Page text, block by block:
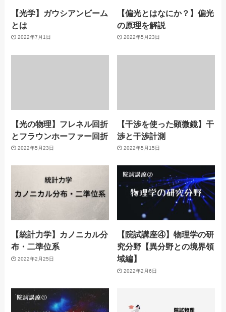
【光学】ガウシアンビーム
とは
2022年7月1日
【偏光とはなにか？】偏光
の原理を解説
2022年5月23日
【光の物理】フレネル回折
とフラウンホーファー回折
2022年5月23日
【干渉を使った顕微鏡】干
渉と干渉計測
2022年5月15日
【統計力学】カノニカル分
布・二準位系
2022年2月25日
【院試講座④】物理学の研
究分野【異分野との境界領
域編】
2022年2月6日